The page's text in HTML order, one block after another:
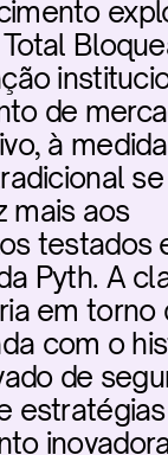
de
à
mais aos
testados
Pyth. A
em torno
com o
de